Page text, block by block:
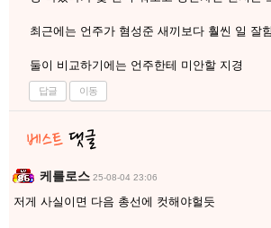
최근에는 언주가 혐성준 새끼보다 훨씬 일 잘
둘이 비교하기에는 언주한테 미안할 지경
답글 이동
케를로스 25-08-04 23:06
저게 사실이면 다음 총선에 컷해야헐듯